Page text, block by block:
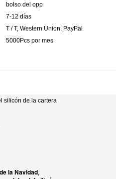
bolso del opp
7-12 días
T / T, Western Union, PayPal
5000Pcs por mes
silicón de la cartera
la Navidad,